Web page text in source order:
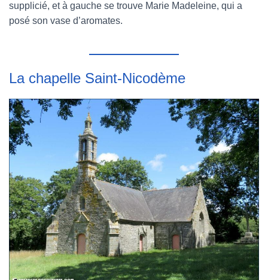
supplicié, et à gauche se trouve Marie Madeleine, qui a
posé son vase d’aromates.
La chapelle Saint-Nicodème